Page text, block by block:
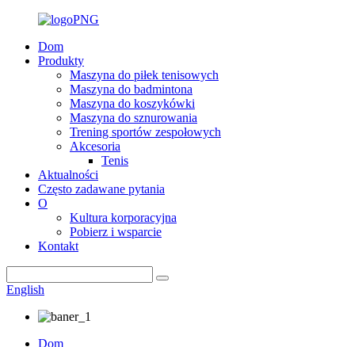
Dom
Produkty
Maszyna do piłek tenisowych
Maszyna do badmintona
Maszyna do koszykówki
Maszyna do sznurowania
Trening sportów zespołowych
Akcesoria
Tenis
Aktualności
Często zadawane pytania
O
Kultura korporacyjna
Pobierz i wsparcie
Kontakt
English
Dom